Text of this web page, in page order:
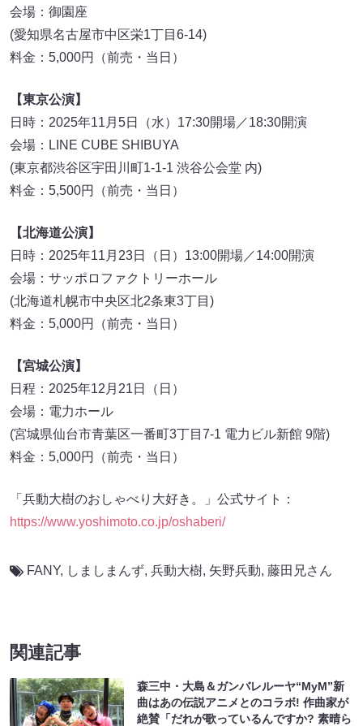
会場：御園座
(愛知県名古屋市中区栄1丁目6-14)
料金：5,000円（前売・当日）
【東京公演】
日時：2025年11月5日（水）17:30開場／18:30開演
会場：LINE CUBE SHIBUYA
(東京都渋谷区宇田川町1-1-1 渋谷公会堂 内)
料金：5,500円（前売・当日）
【北海道公演】
日時：2025年11月23日（日）13:00開場／14:00開演
会場：サッポロファクトリーホール
(北海道札幌市中央区北2条東3丁目)
料金：5,000円（前売・当日）
【宮城公演】
日程：2025年12月21日（日）
会場：電力ホール
(宮城県仙台市青葉区一番町3丁目7-1 電力ビル新館 9階)
料金：5,000円（前売・当日）
「兵動大樹のおしゃべり大好き。」公式サイト：
https://www.yoshimoto.co.jp/oshaberi/
FANY, しましまんず, 兵動大樹, ⽮野兵動, 藤田兄さん
関連記事
森三中・大島＆ガンバレルーヤ“MyM”新
曲はあの伝説アニメとのコラボ! 作曲家が
絶賛「だれが歌っているんですか? 素晴ら